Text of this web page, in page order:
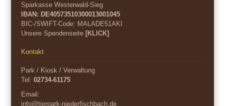
Sparkasse Westerwald-Sieg
IBAN: DE40573510300013001045
BIC-/SWIFT-Code: MALADE51AKI
Unsere Spendenseite [KLICK]
Kontakt
Park / Kiosk / Verwaltung
Tel:02734-61175
Email:
info@tierpark-niederfischbach.de